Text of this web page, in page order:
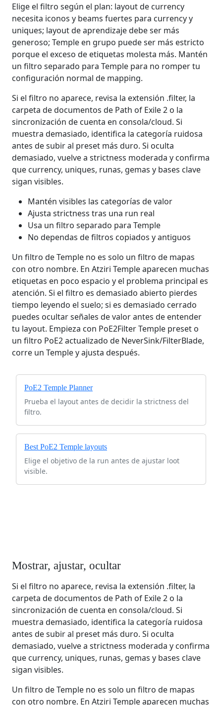
Elige el filtro según el plan: layout de currency
necesita iconos y beams fuertes para currency y
uniques; layout de aprendizaje debe ser más
generoso; Temple en grupo puede ser más estricto
porque el exceso de etiquetas molesta más. Mantén
un filtro separado para Temple para no romper tu
configuración normal de mapping.
Si el filtro no aparece, revisa la extensión .filter, la
carpeta de documentos de Path of Exile 2 o la
sincronización de cuenta en consola/cloud. Si
muestra demasiado, identifica la categoría ruidosa
antes de subir al preset más duro. Si oculta
demasiado, vuelve a strictness moderada y confirma
que currency, uniques, runas, gemas y bases clave
sigan visibles.
Mantén visibles las categorías de valor
Ajusta strictness tras una run real
Usa un filtro separado para Temple
No dependas de filtros copiados y antiguos
Un filtro de Temple no es solo un filtro de mapas
con otro nombre. En Atziri Temple aparecen muchas
etiquetas en poco espacio y el problema principal es
atención. Si el filtro es demasiado abierto pierdes
tiempo leyendo el suelo; si es demasiado cerrado
puedes ocultar señales de valor antes de entender
tu layout. Empieza con PoE2Filter Temple preset o
un filtro PoE2 actualizado de NeverSink/FilterBlade,
corre un Temple y ajusta después.
PoE2 Temple Planner
Prueba el layout antes de decidir la strictness del
filtro.
Best PoE2 Temple layouts
Elige el objetivo de la run antes de ajustar loot
visible.
Mostrar, ajustar, ocultar
Si el filtro no aparece, revisa la extensión .filter, la
carpeta de documentos de Path of Exile 2 o la
sincronización de cuenta en consola/cloud. Si
muestra demasiado, identifica la categoría ruidosa
antes de subir al preset más duro. Si oculta
demasiado, vuelve a strictness moderada y confirma
que currency, uniques, runas, gemas y bases clave
sigan visibles.
Un filtro de Temple no es solo un filtro de mapas
con otro nombre. En Atziri Temple aparecen muchas